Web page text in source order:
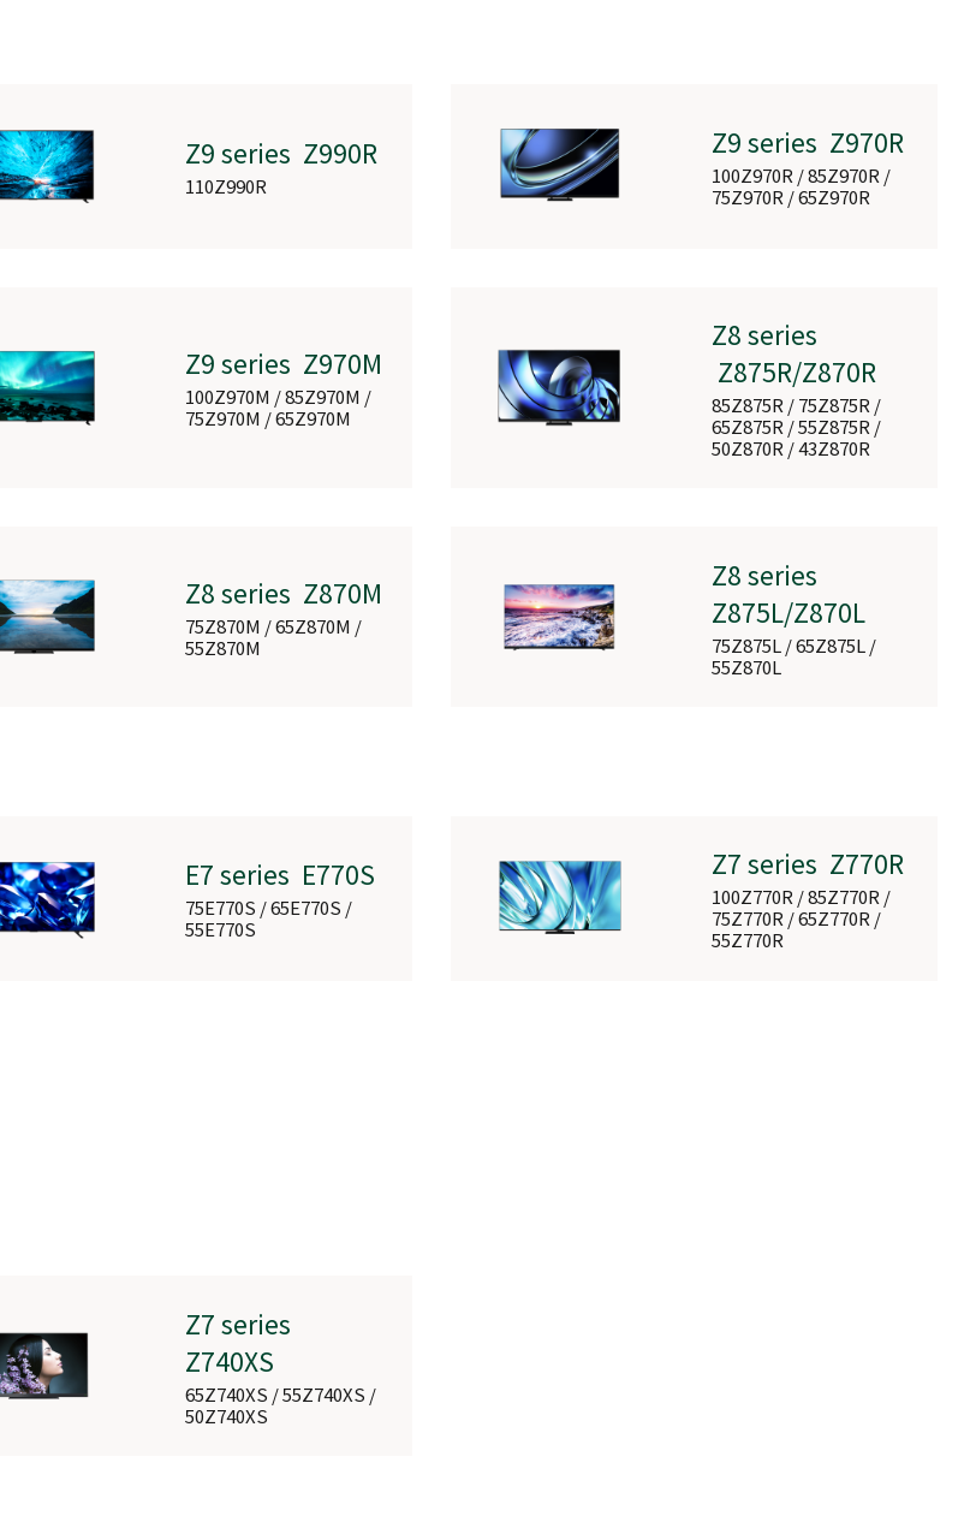
Z9 series Z990R
110Z990R
Z9 series Z970R
100Z970R / 85Z970R /
75Z970R / 65Z970R
Z9 series Z970M
100Z970M / 85Z970M /
75Z970M / 65Z970M
Z8 series
Z875R/Z870R
85Z875R / 75Z875R /
65Z875R / 55Z875R /
50Z870R / 43Z870R
Z8 series Z870M
75Z870M / 65Z870M /
55Z870M
Z8 series
Z875L/Z870L
75Z875L / 65Z875L /
55Z870L
E7 series E770S
75E770S / 65E770S /
55E770S
Z7 series Z770R
100Z770R / 85Z770R /
75Z770R / 65Z770R /
55Z770R
Z7 series
Z740XS
65Z740XS / 55Z740XS /
50Z740XS
W2010/W1010
DBR-W2010 / DBR-
W1010